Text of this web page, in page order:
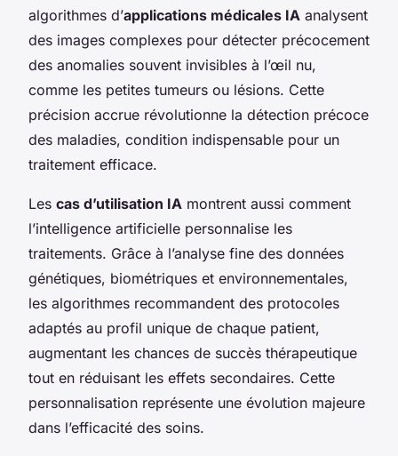
algorithmes d’applications médicales IA analysent
des images complexes pour détecter précocement
des anomalies souvent invisibles à l’œil nu,
comme les petites tumeurs ou lésions. Cette
précision accrue révolutionne la détection précoce
des maladies, condition indispensable pour un
traitement efficace.
Les cas d’utilisation IA montrent aussi comment
l’intelligence artificielle personnalise les
traitements. Grâce à l’analyse fine des données
génétiques, biométriques et environnementales,
les algorithmes recommandent des protocoles
adaptés au profil unique de chaque patient,
augmentant les chances de succès thérapeutique
tout en réduisant les effets secondaires. Cette
personnalisation représente une évolution majeure
dans l’efficacité des soins.